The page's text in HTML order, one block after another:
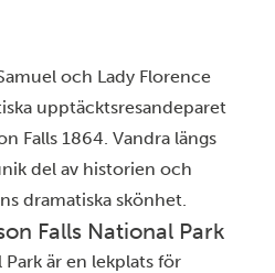
och Lady Florence
upptäcktsresandeparet
Falls 1864. Vandra längs
del av historien och
dramatiska skönhet.
Falls National Park
är en lekplats för